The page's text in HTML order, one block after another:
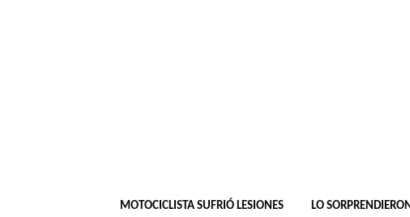
MOTOCICLISTA SUFRIÓ LESIONES
LO